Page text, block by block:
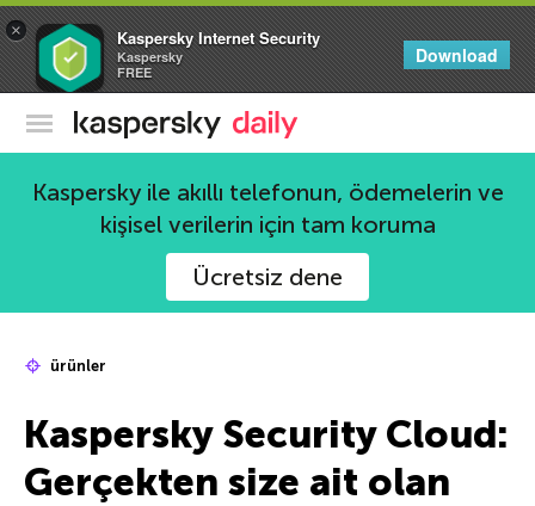
× Kaspersky Internet Security
Kaspersky
FREE
Download
Kaspersky Resmi Blogu
Kaspersky ile akıllı telefonun, ödemelerin ve
kişisel verilerin için tam koruma
Ücretsiz dene
ürünler
Kaspersky Security Cloud:
Gerçekten size ait olan